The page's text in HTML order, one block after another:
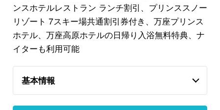
ンスホテルレストラン ランチ割引、プリンススノー
リゾート 7スキー場共通割引券付き、万座プリンス
ホテル、万座高原ホテルの日帰り入浴無料特典、ナ
イターも利用可能
基本情報